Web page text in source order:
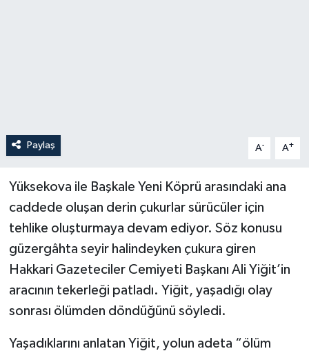
Paylaş A- A+
Yüksekova ile Başkale Yeni Köprü arasındaki ana
caddede oluşan derin çukurlar sürücüler için
tehlike oluşturmaya devam ediyor. Söz konusu
güzergâhta seyir halindeyken çukura giren
Hakkari Gazeteciler Cemiyeti Başkanı Ali Yiğit’in
aracının tekerleği patladı. Yiğit, yaşadığı olay
sonrası ölümden döndüğünü söyledi.
Yaşadıklarını anlatan Yiğit, yolun adeta “ölüm